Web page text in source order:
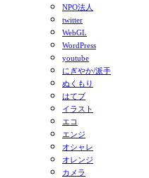
NPO法人
twitter
WebGL
WordPress
youtube
にぎやか/派手
ぬくもり
はてブ
イラスト
エコ
エンジ
オシャレ
オレンジ
カメラ